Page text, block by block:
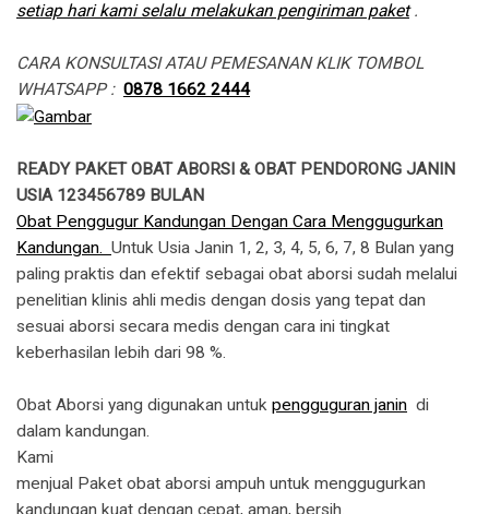
setiap hari kami selalu melakukan pengiriman paket.
CARA KONSULTASI ATAU PEMESANAN KLIK TOMBOL
WHATSAPP : 0878 1662 2444
READY PAKET OBAT ABORSI & OBAT PENDORONG JANIN
USIA 123456789 BULAN
Obat Penggugur Kandungan Dengan Cara Menggugurkan
Kandungan. Untuk Usia Janin 1, 2, 3, 4, 5, 6, 7, 8 Bulan yang
paling praktis dan efektif sebagai obat aborsi sudah melalui
penelitian klinis ahli medis dengan dosis yang tepat dan
sesuai aborsi secara medis dengan cara ini tingkat
keberhasilan lebih dari 98 %.
Obat Aborsi yang digunakan untuk pengguguran janin di
dalam kandungan.
​Kami
menjual Paket obat aborsi ampuh untuk menggugurkan
kandungan kuat dengan cepat, aman, bersih.